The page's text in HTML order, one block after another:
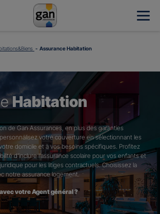
Assurance Habitation
Habitation
de Gan Assurances, en plus des garanties
votre couverture en sélectionnant les
domicile et à vos besoins spécifiques. Profitez
d’inclure l’assurance scolaire pour vos enfants et
pour les litiges contractuels. Choisissez la
notre assurance logement.
votre Agent général ?